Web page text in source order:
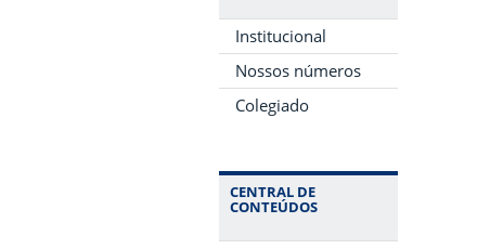
Institucional
Nossos números
Colegiado
CENTRAL DE
CONTEÚDOS